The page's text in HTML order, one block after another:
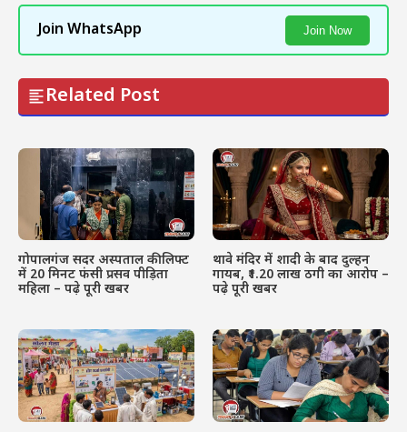
Join WhatsApp Join Now
Related Post
गोपालगंज सदर अस्पताल की लिफ्ट
में 20 मिनट फंसी प्रसव पीड़िता
महिला – पढ़े पूरी खबर
थावे मंदिर में शादी के बाद दुल्हन
गायब, ₹1.20 लाख ठगी का आरोप –
पढ़े पूरी खबर